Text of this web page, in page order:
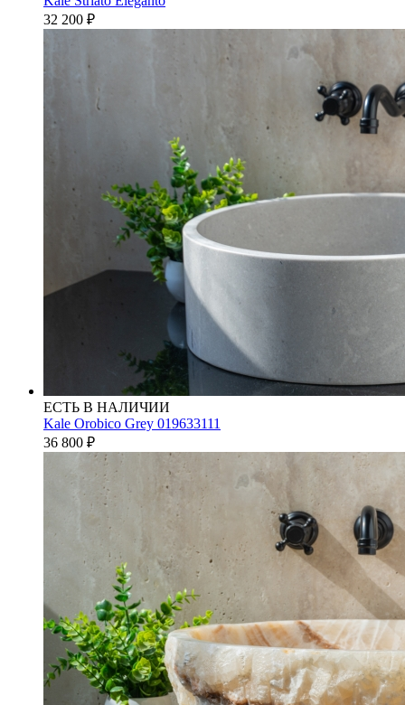
32 200 ₽
ЕСТЬ В НАЛИЧИИ
Kale Orobico Grey 019633111
36 800 ₽